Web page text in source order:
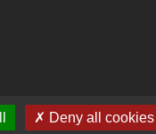
Deny all cookies